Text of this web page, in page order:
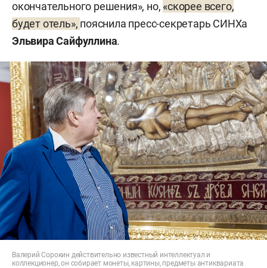
окончательного решения», но, «скорее всего,
будет отель», пояснила пресс-секретарь СИНХа
Эльвира Сайфуллина.
Валерий Сорокин действительно известный интеллектуал и
коллекционер, он собирает монеты, картины, предметы антиквариата